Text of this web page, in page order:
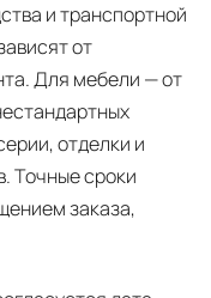
и транспортной
от
Для мебели — от
отделки и
Точные сроки
заказа,